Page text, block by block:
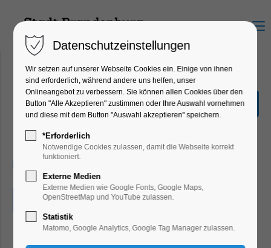
Menu
Bastelnachmittag für
Kinder
Kinder, Jugend, Mitmach-Aktion
Eintritt frei
Datenschutzeinstellungen
Wir setzen auf unserer Webseite Cookies ein. Einige von ihnen
sind erforderlich, während andere uns helfen, unser
Onlineangebot zu verbessern. Sie können allen Cookies über den
Button "Alle Akzeptieren" zustimmen oder Ihre Auswahl vornehmen
und diese mit dem Button "Auswahl akzeptieren" speichern.
*Erforderlich
Notwendige Cookies zulassen, damit die Webseite korrekt
funktioniert.
Externe Medien
Externe Medien wie Google Fonts, Google Maps,
OpenStreetMap und YouTube zulassen.
Statistik
Matomo, Google Analytics, Google Tag Manager zulassen.